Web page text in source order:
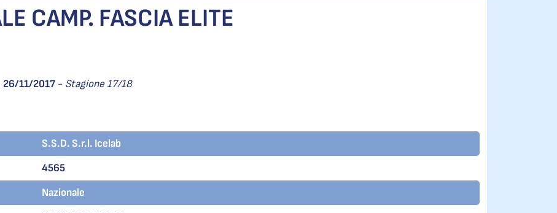
CAMP. FASCIA ELITE
26/11/2017 - Stagione 17/18
S.S.D. S.r.l. Icelab
4565
Nazionale